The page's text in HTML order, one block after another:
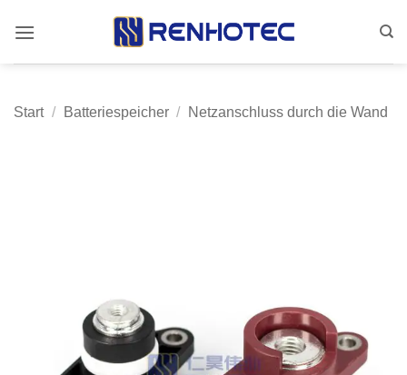
Inhalt
Start / Batteriespeicher / Netzanschluss durch die Wand